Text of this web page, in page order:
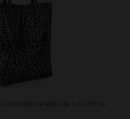
s kosmetickou taštičkou 168 stříbrná